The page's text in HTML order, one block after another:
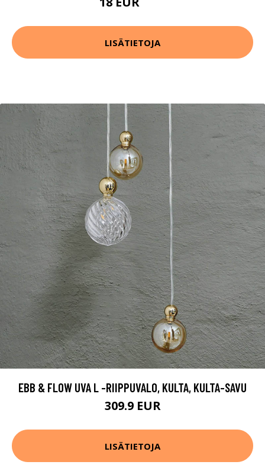
LISÄTIETOJA
EBB & FLOW UVA L -RIIPPUVALO, KULTA, KULTA-SAVU
309.9 EUR
LISÄTIETOJA